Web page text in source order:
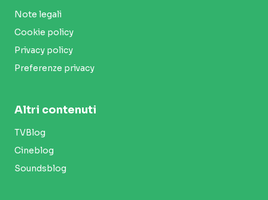
Note legali
Cookie policy
Privacy policy
Preferenze privacy
Altri contenuti
TVBlog
Cineblog
Soundsblog